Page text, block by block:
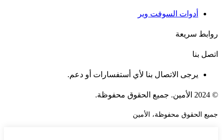
أدوات السوفت وير
روابط سريعة
اتصل بنا
يرجى الاتصال بنا لأي أستفسارات أو دعم.
© 2024 الأمين. جميع الحقوق محفوظة.
جميع الحقوق محفوظة، الأمين